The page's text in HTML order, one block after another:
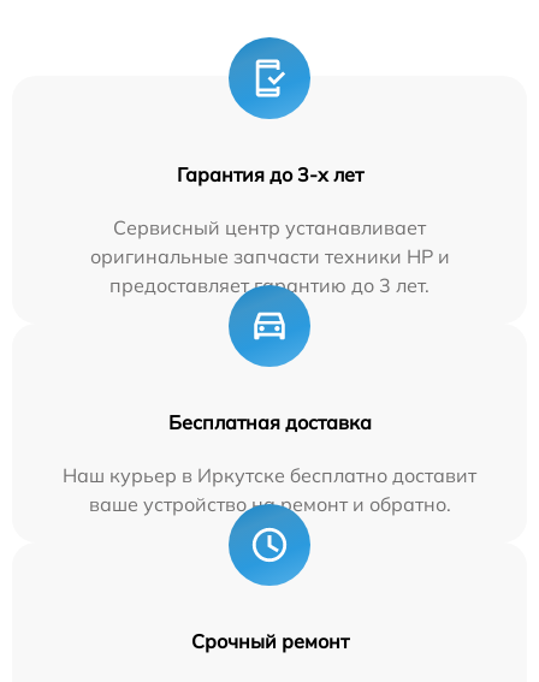
Гарантия до 3-х лет
Сервисный центр устанавливает
оригинальные запчасти техники HP и
предоставляет гарантию до 3 лет.
Бесплатная доставка
Наш курьер в Иркутске бесплатно доставит
ваше устройство на ремонт и обратно.
Срочный ремонт